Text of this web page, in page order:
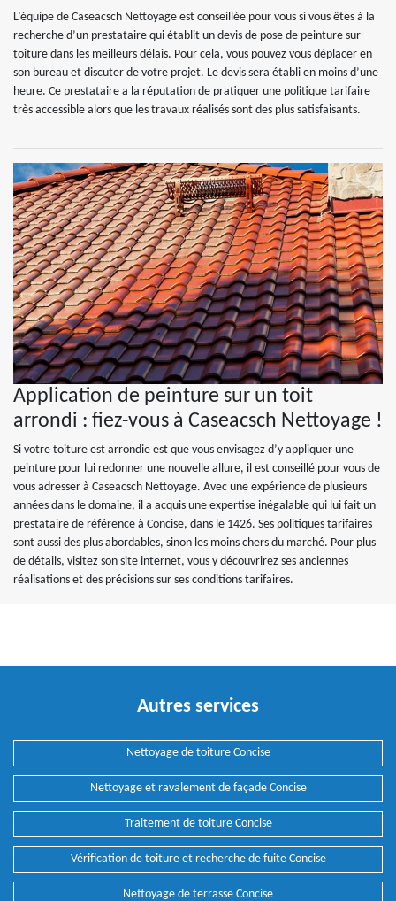
L’équipe de Caseacsch Nettoyage est conseillée pour vous si vous êtes à la
recherche d’un prestataire qui établit un devis de pose de peinture sur
toiture dans les meilleurs délais. Pour cela, vous pouvez vous déplacer en
son bureau et discuter de votre projet. Le devis sera établi en moins d’une
heure. Ce prestataire a la réputation de pratiquer une politique tarifaire
très accessible alors que les travaux réalisés sont des plus satisfaisants.
Application de peinture sur un toit
arrondi : fiez-vous à Caseacsch Nettoyage !
Si votre toiture est arrondie est que vous envisagez d’y appliquer une
peinture pour lui redonner une nouvelle allure, il est conseillé pour vous de
vous adresser à Caseacsch Nettoyage. Avec une expérience de plusieurs
années dans le domaine, il a acquis une expertise inégalable qui lui fait un
prestataire de référence à Concise, dans le 1426. Ses politiques tarifaires
sont aussi des plus abordables, sinon les moins chers du marché. Pour plus
de détails, visitez son site internet, vous y découvrirez ses anciennes
réalisations et des précisions sur ses conditions tarifaires.
Autres services
Nettoyage de toiture Concise
Nettoyage et ravalement de façade Concise
Traitement de toiture Concise
Vérification de toiture et recherche de fuite Concise
Nettoyage de terrasse Concise